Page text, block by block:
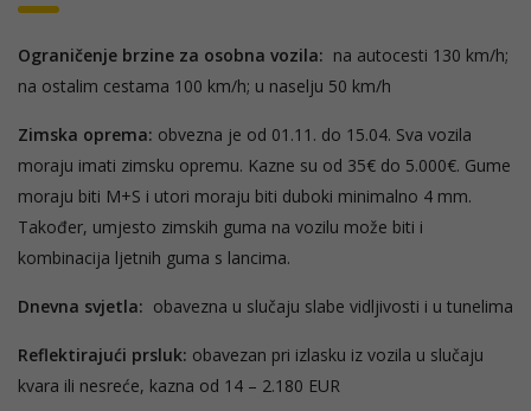
Ograničenje brzine za osobna vozila: na autocesti 130 km/h;
na ostalim cestama 100 km/h; u naselju 50 km/h
Zimska oprema: obvezna je od 01.11. do 15.04. Sva vozila
moraju imati zimsku opremu. Kazne su od 35€ do 5.000€. Gume
moraju biti M+S i utori moraju biti duboki minimalno 4 mm.
Također, umjesto zimskih guma na vozilu može biti i
kombinacija ljetnih guma s lancima.
Dnevna svjetla: obavezna u slučaju slabe vidljivosti i u tunelima
Reflektirajući prsluk: obavezan pri izlasku iz vozila u slučaju
kvara ili nesreće, kazna od 14 – 2.180 EUR